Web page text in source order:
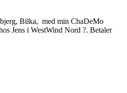
Bilka, med min ChaDeMo
Jens i WestWind Nord ?. Betaler